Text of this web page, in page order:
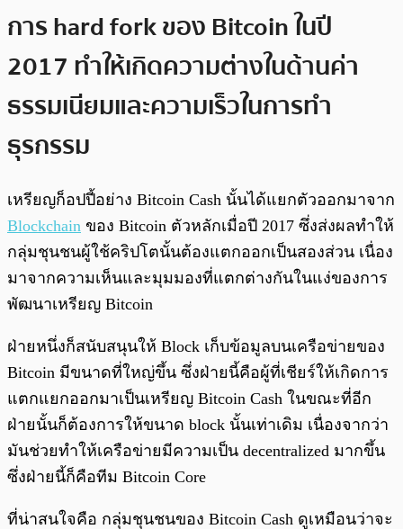
การ hard fork ของ Bitcoin ในปี
2017 ทำให้เกิดความต่างในด้านค่า
ธรรมเนียมและความเร็วในการทำ
ธุรกรรม
เหรียญก็อปปี้อย่าง Bitcoin Cash นั้นได้แยกตัวออกมาจาก
Blockchain ของ Bitcoin ตัวหลักเมื่อปี 2017 ซึ่งส่งผลทำให้
กลุ่มชุนชนผู้ใช้คริปโตนั้นต้องแตกออกเป็นสองส่วน เนื่อง
มาจากความเห็นและมุมมองที่แตกต่างกันในแง่ของการ
พัฒนาเหรียญ Bitcoin
ฝ่ายหนึ่งก็สนับสนุนให้ Block เก็บข้อมูลบนเครือข่ายของ
Bitcoin มีขนาดที่ใหญ่ขึ้น ซึ่งฝ่ายนี้คือผู้ที่เชียร์ให้เกิดการ
แตกแยกออกมาเป็นเหรียญ Bitcoin Cash ในขณะที่อีก
ฝ่ายนั้นก็ต้องการให้ขนาด block นั้นเท่าเดิม เนื่องจากว่า
มันช่วยทำให้เครือข่ายมีความเป็น decentralized มากขึ้น
ซึ่งฝ่ายนี้ก็คือทีม Bitcoin Core
ที่น่าสนใจคือ กลุ่มชุนชนของ Bitcoin Cash ดูเหมือนว่าจะ